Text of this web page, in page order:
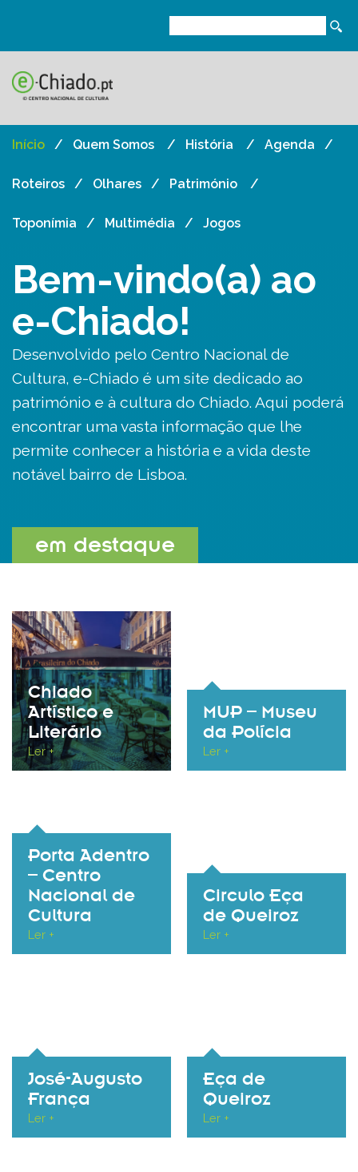
Início Quem Somos História Agenda
Roteiros Olhares Património
Toponímia Multimédia Jogos
em destaque
Bem-vindo(a) ao
e-Chiado!
Desenvolvido pelo Centro Nacional de
Cultura, e-Chiado é um site dedicado ao
património e à cultura do Chiado. Aqui poderá
encontrar uma vasta informação que lhe
permite conhecer a história e a vida deste
notável bairro de Lisboa.
Chiado
Artístico e
Literário
Ler +
MUP – Museu
da Polícia
Ler +
Porta Adentro
– Centro
Nacional de
Cultura
Ler +
Circulo Eça
de Queiroz
Ler +
José-Augusto
França
Ler +
Eça de
Queiroz
Ler +